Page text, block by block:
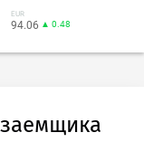
EUR
94.06 ▲ 0.48